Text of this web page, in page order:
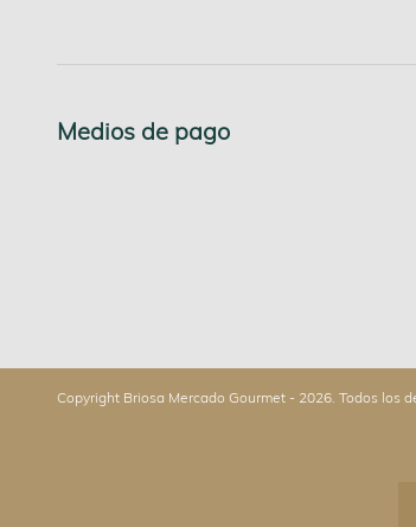
Medios de pago
Copyright Briosa Mercado Gourmet - 2026. Todos los